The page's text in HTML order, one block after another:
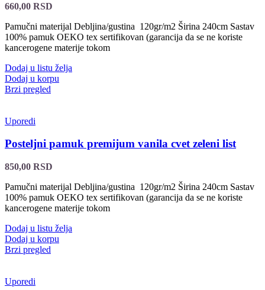
660,00 RSD
Pamučni materijal Debljina/gustina 120gr/m2 Širina 240cm Sastav
100% pamuk OEKO tex sertifikovan (garancija da se ne koriste
kancerogene materije tokom
Dodaj u listu želja
Dodaj u korpu
Brzi pregled
Uporedi
Posteljni pamuk premijum vanila cvet zeleni list
850,00 RSD
Pamučni materijal Debljina/gustina 120gr/m2 Širina 240cm Sastav
100% pamuk OEKO tex sertifikovan (garancija da se ne koriste
kancerogene materije tokom
Dodaj u listu želja
Dodaj u korpu
Brzi pregled
Uporedi